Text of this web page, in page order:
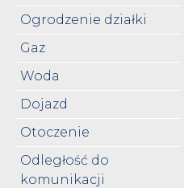
Ogrodzenie działki
Gaz
Woda
Dojazd
Otoczenie
Odległość do
komunikacji